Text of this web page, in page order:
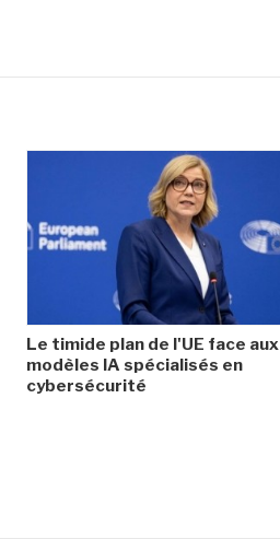
Le timide plan de l'UE face aux
modèles IA spécialisés en
cybersécurité